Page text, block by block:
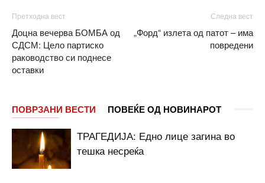
Претходна вест
Доцна вечерва БОМБА од
СДСМ: Цело партиско
раководство си поднесе
оставки
Следна вест
„Форд“ излета од патот – има
повредени
ПОВРЗАНИ ВЕСТИ ПОВЕЌЕ ОД НОВИНАРОТ
ТРАГЕДИЈА: Едно лице загина во
тешка несреќа